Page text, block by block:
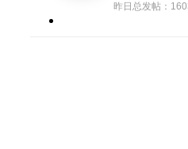
昨日总发帖：